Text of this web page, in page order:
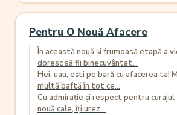
Pentru O Nouă Afacere
În această nouă și frumoasă etapă a
doresc să fii binecuvântat...
Hei, uau, ești pe bară cu afacerea ta!
multă baftă în tot ce...
Cu admirație și respect pentru curajul
nouă cale, îți urez...